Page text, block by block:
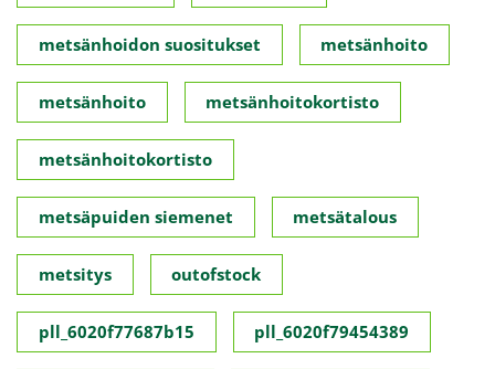
metsänhoidon suositukset metsänhoito
metsänhoito metsänhoitokortisto
metsänhoitokortisto
metsäpuiden siemenet metsätalous
metsitys outofstock
pll_6020f77687b15 pll_6020f79454389